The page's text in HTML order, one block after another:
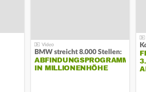
BMW streicht 8.000 Stellen:
ABFINDUNGSPROGRAMM
IN MILLIONENHÖHE